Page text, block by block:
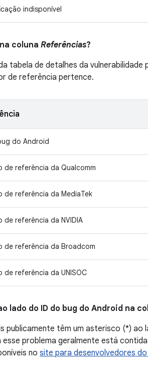
indisponível
coluna Referências?
tabela de detalhes da
de referência pertence.
do Android
de referência da Qualcomm
de referência da MediaTek
de referência da NVIDIA
de referência da Broadcom
de referência da UNISOC
lado do ID do bug do Android na
publicamente têm um asterisco (*) ao
problema geralmente está
no site para desenvolvedores